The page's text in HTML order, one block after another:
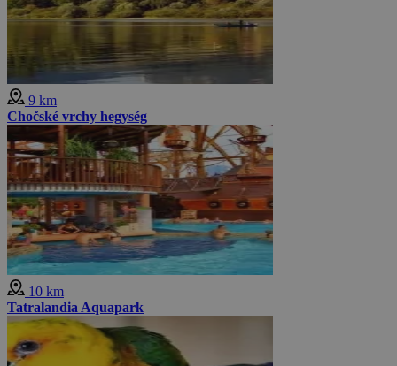
9 km
Chočské vrchy hegység
10 km
Tatralandia Aquapark